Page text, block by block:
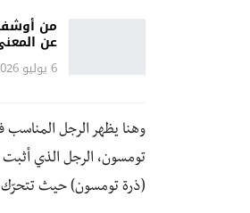
من
عن
6 يوليو 2026
وهنا يظهر الرجل المناسب
تومسون، الرجل الذي
(ذرة تومسون) حيث